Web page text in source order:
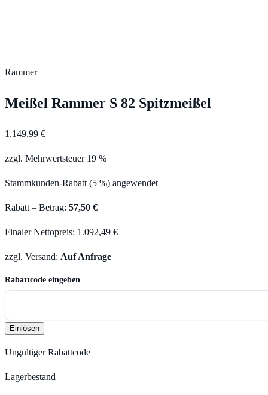
Rammer
Meißel Rammer S 82 Spitzmeißel
1.149,99 €
zzgl. Mehrwertsteuer 19 %
Stammkunden-Rabatt (5 %) angewendet
Rabatt – Betrag: 57,50 €
Finaler Nettopreis: 1.092,49 €
zzgl. Versand: Auf Anfrage
Rabattcode eingeben
Einlösen
Ungültiger Rabattcode
Lagerbestand